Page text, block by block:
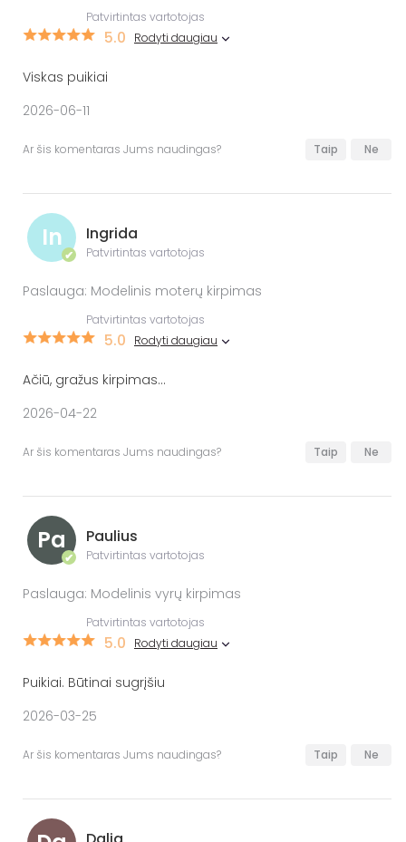
Patvirtintas vartotojas
5.0 Rodyti daugiau
Viskas puikiai
2026-06-11
Ar šis komentaras Jums naudingas? Taip Ne
In
✔
Ingrida
Patvirtintas vartotojas
Paslauga: Modelinis moterų kirpimas
Patvirtintas vartotojas
5.0 Rodyti daugiau
Ačiū, gražus kirpimas...
2026-04-22
Ar šis komentaras Jums naudingas? Taip Ne
Pa
✔
Paulius
Patvirtintas vartotojas
Paslauga: Modelinis vyrų kirpimas
Patvirtintas vartotojas
5.0 Rodyti daugiau
Puikiai. Būtinai sugrįšiu
2026-03-25
Ar šis komentaras Jums naudingas? Taip Ne